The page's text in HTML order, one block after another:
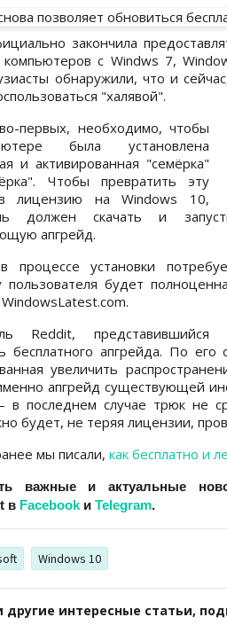
закончила
компьютеров с Windws 7,
обнаружили, что и
"халявой".
первых, необходимо, чтобы
была установлена
и активированная "семёрка"
Чтобы превратить эту
лицензию на Windows 10,
должен скачать и
апгрейд.
процессе установки
пользователя будет
Reddit,
бесплатного апгрейда. По
увеличить
апгрейд существующей
в последнем случае трюк не
будет, не теряя лицензии,
мы писали, как бесплатно и
важные и актуальные
в Facebook и Telegram.
Windows 10
другие интересные статьи,